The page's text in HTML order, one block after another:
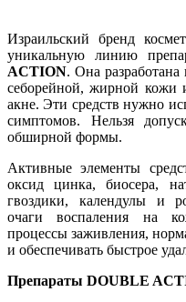
Израильский бренд
уникальную линию
ACTION. Она разработана
себорейной, жирной кожи
акне. Эти средств нужно
симптомов. Нельзя
обширной формы.
Активные элементы
оксид цинка, биосера,
гвоздики, календулы и
очаги воспаления на
процессы заживления,
и обеспечивать быстрое
Препараты DOUBLE